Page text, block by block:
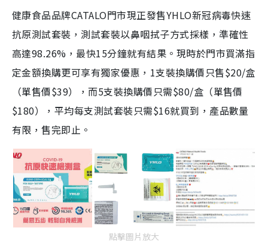
健康食品品牌CATALO門市現正發售YHLO新冠病毒快速
抗原測試套裝，測試套裝以鼻咽拭子方式採樣，準確性
高達98.26%，最快15分鐘就有結果。現時於門市買滿指
定金額換購更可享有獨家優惠，1支裝換購價只售$20/盒
（單售價$39），而5支裝換購價只需$80/盒（單售價
$180），平均每支測試套裝只需$16就買到，產品數量
有限，售完即止。
點擊圖片放大